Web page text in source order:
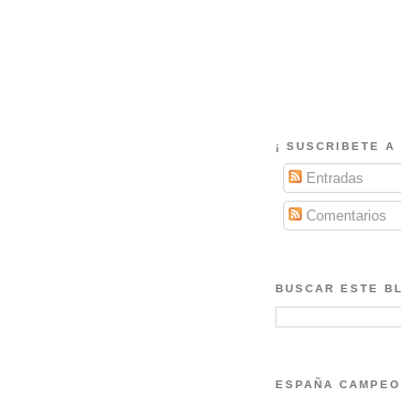
¡ SUSCRIBETE
Entradas
Comentarios
BUSCAR ESTE
ESPAÑA